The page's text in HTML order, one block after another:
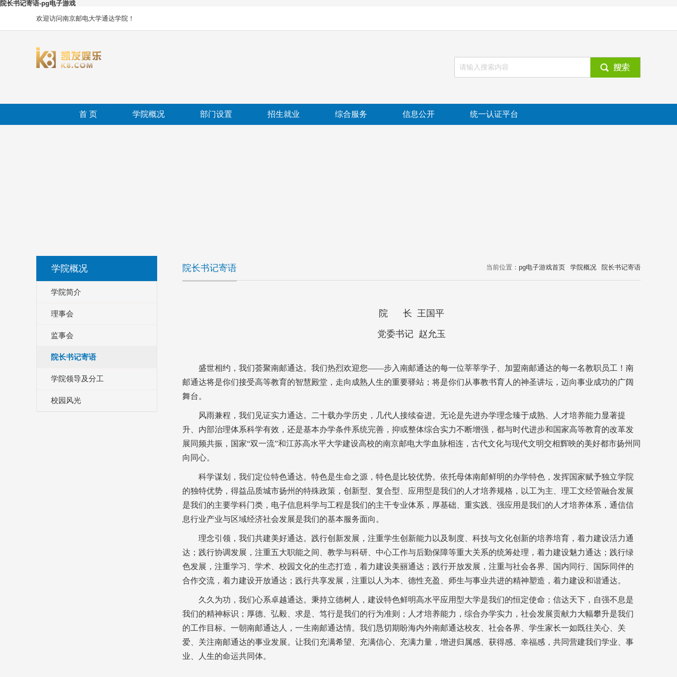
院长书记寄语-pg电子游戏
欢迎访问南京邮电大学通达学院！
首 页 学院概况 部门设置 招生就业 综合服务 信息公开 统一认证平台
学院概况
学院简介
理事会
监事会
院长书记寄语
学院领导及分工
校园风光
当前位置： pg电子游戏首页 学院概况 院长书记寄语
院长书记寄语
院 长 王国平
党委书记 赵允玉
盛世相约，我们荟聚南邮通达。我们热烈欢迎您——步入南邮通达的每一位莘莘学子、加盟南邮通达的每一名教职员工！南
邮通达将是你们接受高等教育的智慧殿堂，走向成熟人生的重要驿站；将是你们从事教书育人的神圣讲坛，迈向事业成功的广阔
舞台。
风雨兼程，我们见证实力通达。二十载办学历史，几代人接续奋进。无论是先进办学理念臻于成熟、人才培养能力显著提
升、内部治理体系科学有效，还是基本办学条件系统完善，抑或整体综合实力不断增强，都与时代进步和国家高等教育的改革发
展同频共振，国家“双一流”和江苏高水平大学建设高校的南京邮电大学血脉相连，古代文化与现代文明交相辉映的美好都市扬州同
向同心。
科学谋划，我们定位特色通达。特色是生命之源，特色是比较优势。依托母体南邮鲜明的办学特色，发挥国家赋予独立学院
的独特优势，得益品质城市扬州的特殊政策，创新型、复合型、应用型是我们的人才培养规格，以工为主、理工文经管融合发展
是我们的主要学科门类，电子信息科学与工程是我们的主干专业体系，厚基础、重实践、强应用是我们的人才培养体系，通信信
息行业产业与区域经济社会发展是我们的基本服务面向。
理念引领，我们共建美好通达。践行创新发展，注重学生创新能力以及制度、科技与文化创新的培养培育，着力建设活力通
达；践行协调发展，注重五大职能之间、教学与科研、中心工作与后勤保障等重大关系的统筹处理，着力建设魅力通达；践行绿
色发展，注重学习、学术、校园文化的生态打造，着力建设美丽通达；践行开放发展，注重与社会各界、国内同行、国际同伴的
合作交流，着力建设开放通达；践行共享发展，注重以人为本、德性充盈、师生与事业共进的精神塑造，着力建设和谐通达。
久久为功，我们心系卓越通达。秉持立德树人，建设特色鲜明高水平应用型大学是我们的恒定使命；信达天下，自强不息是
我们的精神标识；厚德、弘毅、求是、笃行是我们的行为准则；人才培养能力，综合办学实力，社会发展贡献力大幅攀升是我们
的工作目标。一朝南邮通达人，一生南邮通达情。我们恳切期盼海内外南邮通达校友、社会各界、学生家长一如既往关心、关
爱、关注南邮通达的事业发展。让我们充满希望、充满信心、充满力量，增进归属感、获得感、幸福感，共同营建我们学业、事
业、人生的命运共同体。